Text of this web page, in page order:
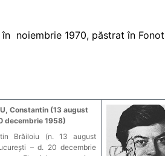
noiembrie 1970, păstrat în
Constantin (13 august
decembrie 1958)
Brăiloiu (n. 13 august
– d. 20 decembrie